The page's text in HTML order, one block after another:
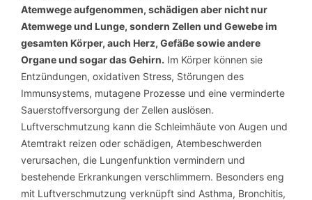
Atemwege aufgenommen, schädigen aber nicht nur
Atemwege und Lunge, sondern Zellen und Gewebe im
gesamten Körper, auch Herz, Gefäße sowie andere
Organe und sogar das Gehirn. Im Körper können sie
Entzündungen, oxidativen Stress, Störungen des
Immunsystems, mutagene Prozesse und eine verminderte
Sauerstoffversorgung der Zellen auslösen.
Luftverschmutzung kann die Schleimhäute von Augen und
Atemtrakt reizen oder schädigen, Atembeschwerden
verursachen, die Lungenfunktion vermindern und
bestehende Erkrankungen verschlimmern. Besonders eng
mit Luftverschmutzung verknüpft sind Asthma, Bronchitis,